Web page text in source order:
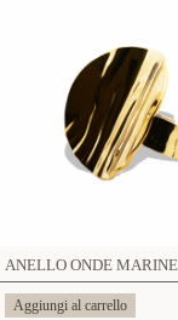
Aggiungi al carrello